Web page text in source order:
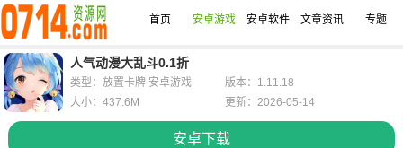
首页 安卓游戏 安卓软件 文章资讯 专题
人气动漫大乱斗0.1折
安卓下载
类型：放置卡牌 安卓游戏
版本：1.11.18
大小：437.6M
更新：2026-05-14